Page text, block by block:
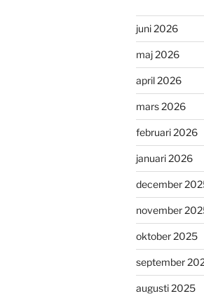
juni 2026
maj 2026
april 2026
mars 2026
februari 2026
januari 2026
december
november
oktober 2025
september
augusti 2025